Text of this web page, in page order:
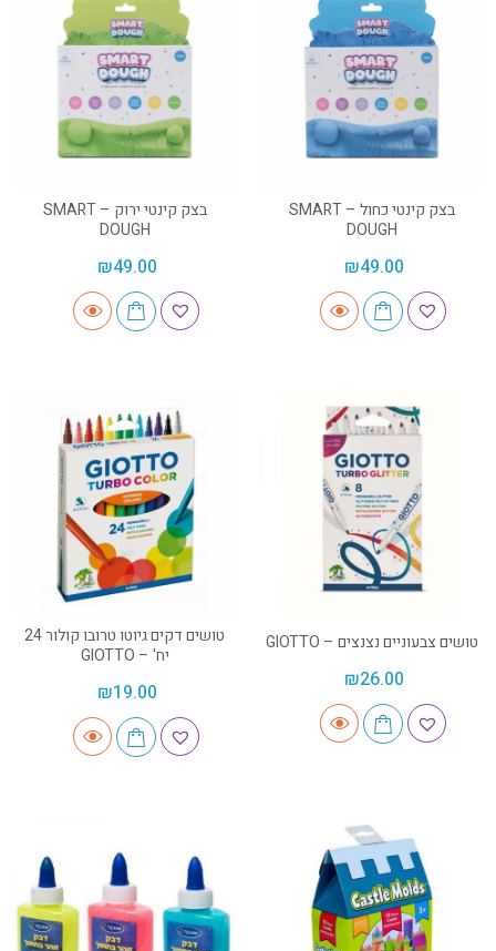
בצק קינטי כחול – SMART
DOUGH
₪49.00
בצק קינטי ירוק – SMART
DOUGH
₪49.00
טושים צבעוניים נצנצים – GIOTTO
₪26.00
טושים דקים גיוטו טרובו קולור 24
יח' – GIOTTO
₪19.00